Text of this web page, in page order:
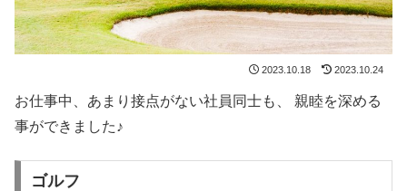
2023.10.18 2023.10.24
お仕事中、あまり接点がない社員同士も、 親睦を深める
事ができました♪
ゴルフ